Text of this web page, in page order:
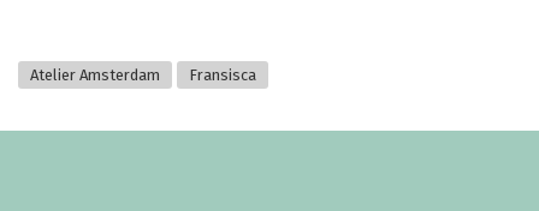
Atelier Amsterdam Fransisca